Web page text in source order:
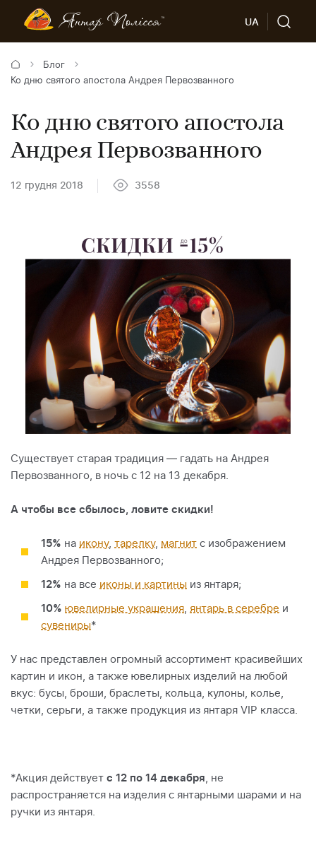
UA
Блог
Ко дню святого апостола Андрея Первозванного
Ко дню святого апостола
Андрея Первозванного
12 грудня 2018 3558
Существует старая традиция — гадать на Андрея
Первозванного, в ночь с 12 на 13 декабря.
А чтобы все сбылось, ловите скидки!
15% на икону, тарелку, магнит с изображением
Андрея Первозванного;
12% на все иконы и картины из янтаря;
10% ювелирные украшения янтарь в серебре и
сувениры*
У нас представлен огромный ассортимент красивейших
картин и икон, а также ювелирных изделий на любой
вкус: бусы, броши, браслеты, кольца, кулоны, колье,
четки, серьги, а также продукция из янтаря VIP класса.
*Акция действует с 12 по 14 декабря , не
распространяется на изделия с янтарными шарами и на
ручки из янтаря.